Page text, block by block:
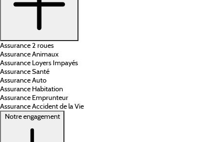
Assurance 2 roues
Assurance Animaux
Assurance Loyers Impayés
Assurance Santé
Assurance Auto
Assurance Habitation
Assurance Emprunteur
Assurance Accident de la Vie
Notre engagement